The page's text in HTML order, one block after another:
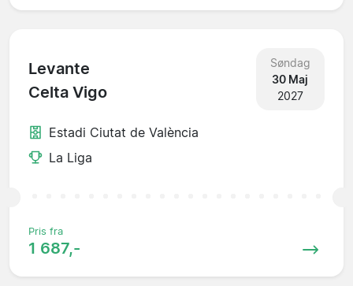
Levante
Celta Vigo
Søndag
30 Maj
2027
Estadi Ciutat de València
La Liga
Pris fra
1 687,-